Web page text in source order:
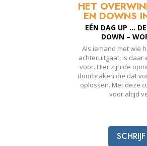
HET
EN DOWNS
EÉN DAG UP ...
DOWN –
Als iemand met wie
achteruitgaat, is daar
voor. Hier zijn de
doorbraken die dat
oplossen. Met deze
voor altijd